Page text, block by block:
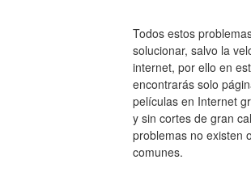
Todos estos
solucionar, salvo la
internet, por ello en
encontrarás solo
películas en Internet
y sin cortes de gran
problemas no existen
comunes.